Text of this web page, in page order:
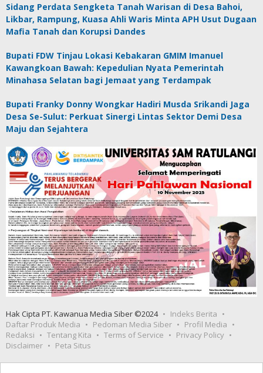
Sidang Perdata Sengketa Tanah Warisan di Desa Bahoi,
Likbar, Rampung, Kuasa Ahli Waris Minta APH Usut Dugaan
Mafia Tanah dan Korupsi Dandes
Bupati FDW Tinjau Lokasi Kebakaran GMIM Imanuel
Kawangkoan Bawah: Kepedulian Nyata Pemerintah
Minahasa Selatan bagi Jemaat yang Terdampak
Bupati Franky Donny Wongkar Hadiri Musda Srikandi Jaga
Desa Se-Sulut: Perkuat Sinergi Lintas Sektor Demi Desa
Maju dan Sejahtera
Hak Cipta PT. Kawanua Media Siber ©2024
Indeks Berita
Daftar Produk Media
Pedoman Media Siber
Profil Media
Redaksi
Tentang Kita Terms of Service
Privacy Policy
Disclaimer
Peta Situs